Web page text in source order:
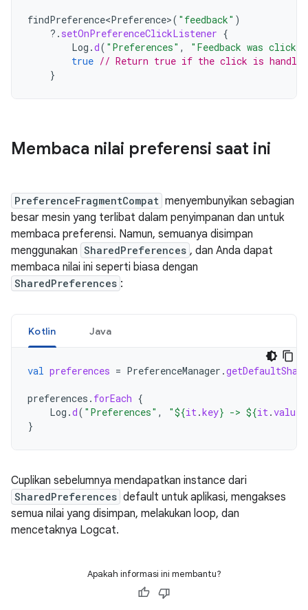
findPreference<Preference>( "feedback" )
?. setOnPreferenceClickListener {
Log .d( "Preferences" ,
"Feedback was
true // Return true if the click is
}
Membaca nilai preferensi saat ini
PreferenceFragmentCompat menyembunyikan sebagian
besar mesin yang terlibat dalam penyimpanan dan untuk
membaca preferensi. Namun, semuanya disimpan
menggunakan SharedPreferences , dan Anda dapat
membaca nilai ini seperti biasa dengan
SharedPreferences :
Kotlin Java
val preferences = PreferenceManager .
preferences . forEach {
Log .d( "Preferences" , "${it.key} -> ${it.value
}
Cuplikan sebelumnya mendapatkan instance dari
SharedPreferences default untuk aplikasi, mengakses
semua nilai yang disimpan, melakukan loop, dan
mencetaknya Logcat.
Apakah informasi ini membantu?